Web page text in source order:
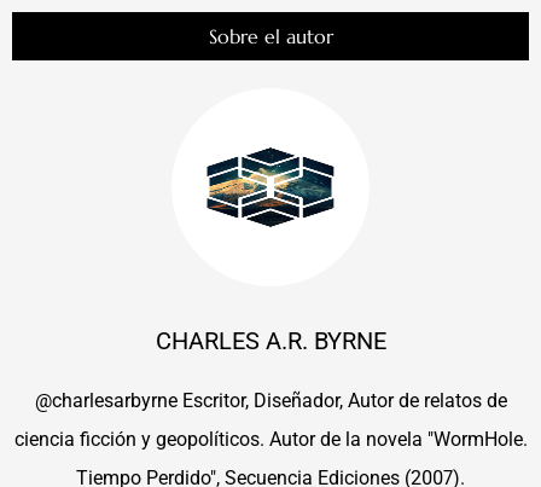
Sobre el autor
CHARLES A.R. BYRNE
@charlesarbyrne Escritor, Diseñador, Autor de relatos de
ciencia ficción y geopolíticos. Autor de la novela "WormHole.
Tiempo Perdido", Secuencia Ediciones (2007).